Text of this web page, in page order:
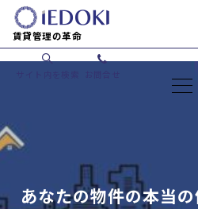
賃貸管理の革命
あなたの物件の本当